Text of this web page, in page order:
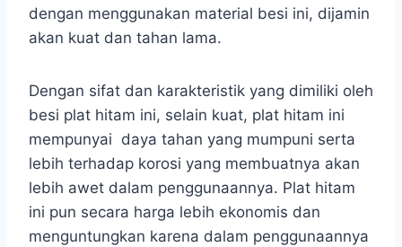
dengan menggunakan material besi ini, dijamin
akan kuat dan tahan lama.
Dengan sifat dan karakteristik yang dimiliki oleh
besi plat hitam ini, selain kuat, plat hitam ini
mempunyai daya tahan yang mumpuni serta
lebih terhadap korosi yang membuatnya akan
lebih awet dalam penggunaannya. Plat hitam
ini pun secara harga lebih ekonomis dan
menguntungkan karena dalam penggunaannya